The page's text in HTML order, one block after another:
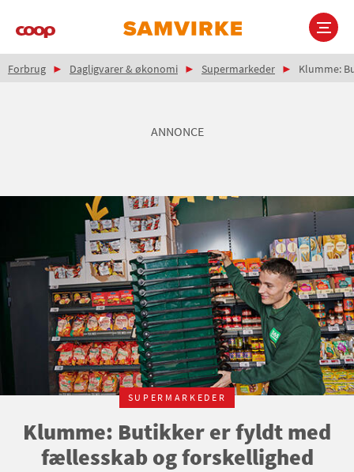
Main
Brødkrumme
Forbrug Dagligvarer & økonomi Supermarkeder Klumme:
ANNONCE
SUPERMARKEDER
Klumme: Butikker er fyldt med
fællesskab og forskellighed